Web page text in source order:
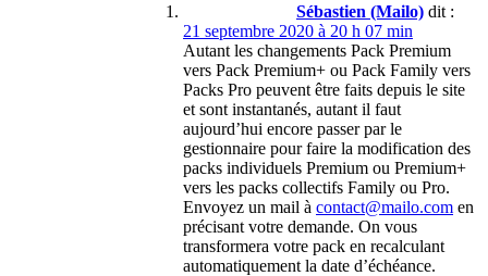
Sébastien (Mailo) dit :
21 septembre 2020 à 20 h 07 min
Autant les changements Pack Premium
vers Pack Premium+ ou Pack Family vers
Packs Pro peuvent être faits depuis le site
et sont instantanés, autant il faut
aujourd’hui encore passer par le
gestionnaire pour faire la modification des
packs individuels Premium ou Premium+
vers les packs collectifs Family ou Pro.
Envoyez un mail à contact@mailo.com en
précisant votre demande. On vous
transformera votre pack en recalculant
automatiquement la date d’échéance.